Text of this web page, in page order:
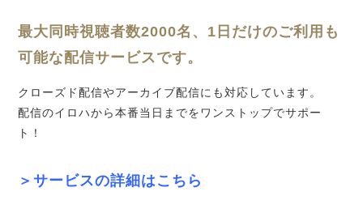
最大同時視聴者数2000名、1日だけのご利用も
可能な配信サービスです。
クローズド配信やアーカイブ配信にも対応しています。
配信のイロハから本番当日までをワンストップでサポー
ト！
＞サービスの詳細はこちら